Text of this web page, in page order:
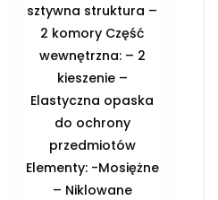
sztywna struktura –
2 komory Część
wewnętrzna: – 2
kieszenie –
Elastyczna opaska
do ochrony
przedmiotów
Elementy: -Mosiężne
– Niklowane